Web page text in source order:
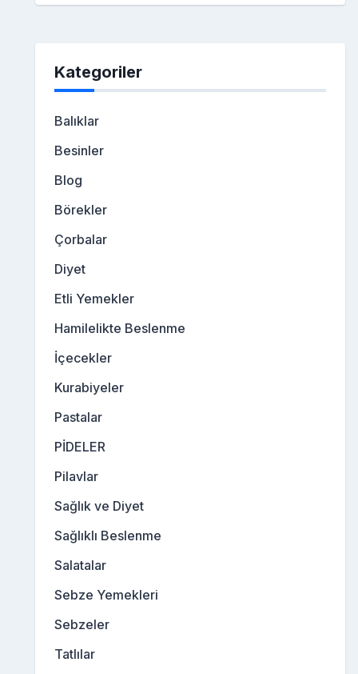
Kategoriler
Balıklar
Besinler
Blog
Börekler
Çorbalar
Diyet
Etli Yemekler
Hamilelikte Beslenme
İçecekler
Kurabiyeler
Pastalar
PİDELER
Pilavlar
Sağlık ve Diyet
Sağlıklı Beslenme
Salatalar
Sebze Yemekleri
Sebzeler
Tatlılar